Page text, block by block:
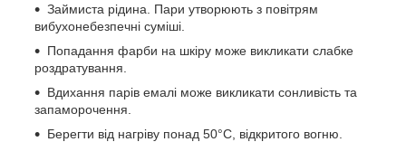
Займиста рідина. Пари утворюють з повітрям
вибухонебезпечні суміші.
Попадання фарби на шкіру може викликати слабке
роздратування.
Вдихання парів емалі може викликати сонливість та
запаморочення.
Берегти від нагріву понад 50°C, відкритого вогню.